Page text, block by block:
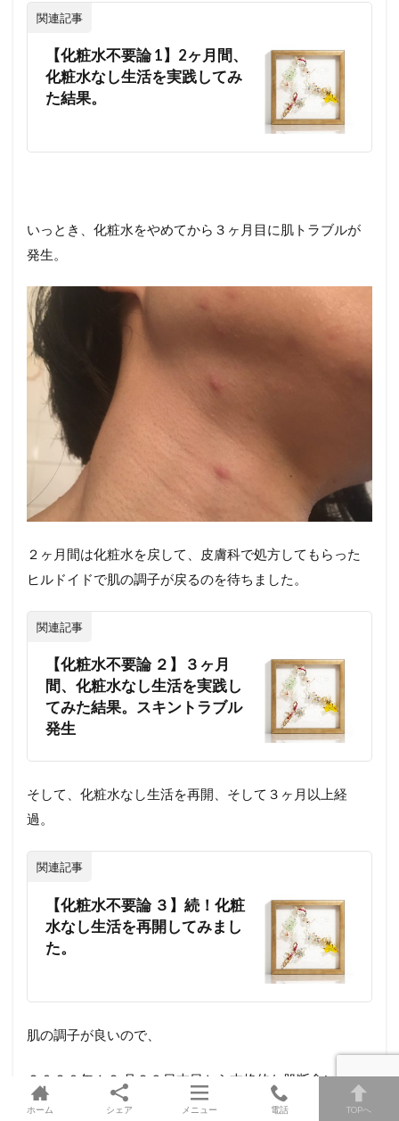
関連記事
【化粧水不要論 1】2ヶ月間、
化粧水なし生活を実践してみ
た結果。
いっとき、化粧水をやめてから３ヶ月目に肌トラブルが
発生。
２ヶ月間は化粧水を戻して、皮膚科で処方してもらった
ヒルドイドで肌の調子が戻るのを待ちました。
関連記事
【化粧水不要論 ２】３ヶ月
間、化粧水なし生活を実践し
てみた結果。スキントラブル
発生
そして、化粧水なし生活を再開、そして３ヶ月以上経
過。
関連記事
【化粧水不要論 ３】続！化粧
水なし生活を再開してみまし
た。
肌の調子が良いので、
２０２０年１２ 月２９日本日から本格的な肌断食に入っ
てみます。
ホーム シェア メニュー 電話 TOPへ